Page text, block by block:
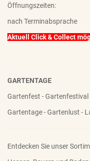
Öffnungszeiten:
nach Terminabsprache
Aktuell Click & Collect
GARTENTAGE
Gartenfest -
Gartentage - Gartenlust -
Entdecken Sie unser